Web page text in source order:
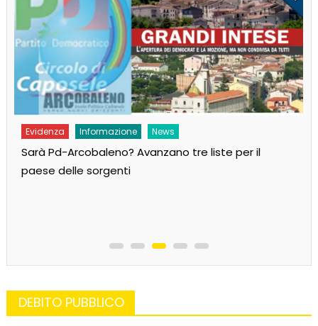
Evidenza Informazione News
Sarà Pd-Arcobaleno? Avanzano tre liste per il
paese delle sorgenti
DEBITO PUBBLICO